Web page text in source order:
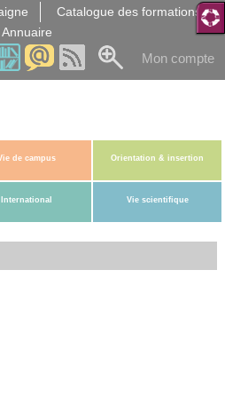
Catalogue des formations
Annuaire
Mon compte
de campus Orientation & insertion
International Vie scientifique